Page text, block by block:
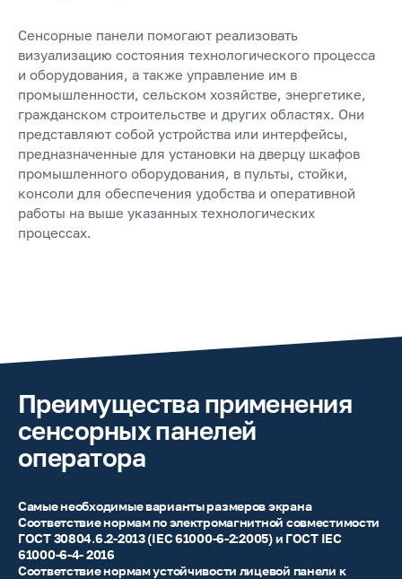
Сенсорные панели помогают реализовать
визуализацию состояния технологического процесса
и оборудования, а также управление им в
промышленности, сельском хозяйстве, энергетике,
гражданском строительстве и других областях. Они
представляют собой устройства или интерфейсы,
предназначенные для установки на дверцу шкафов
промышленного оборудования, в пульты, стойки,
консоли для обеспечения удобства и оперативной
работы на выше указанных технологических
процессах.
Преимущества применения
сенсорных панелей
оператора
Самые необходимые варианты размеров экрана
Соответствие нормам по электромагнитной совместимости
ГОСТ 30804.6.2-2013 (IEC 61000-6-2:2005) и ГОСТ IEC
61000-6-4- 2016
Соответствие нормам устойчивости лицевой панели к